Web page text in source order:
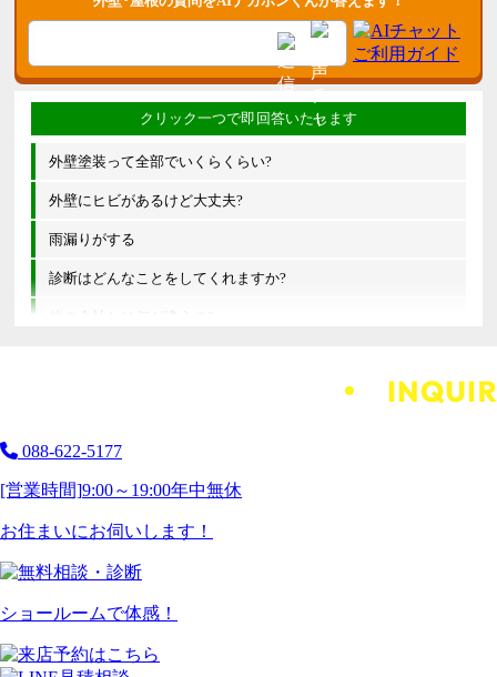
外壁塗装って全部でいくらくらい?
外壁にヒビがあるけど大丈夫?
雨漏りがする
診断はどんなことをしてくれますか?
他の会社とは何が違うの?
088-622-5177
[営業時間]9:00～19:00年中無休
お住まいにお伺いします！
ショールームで体感！